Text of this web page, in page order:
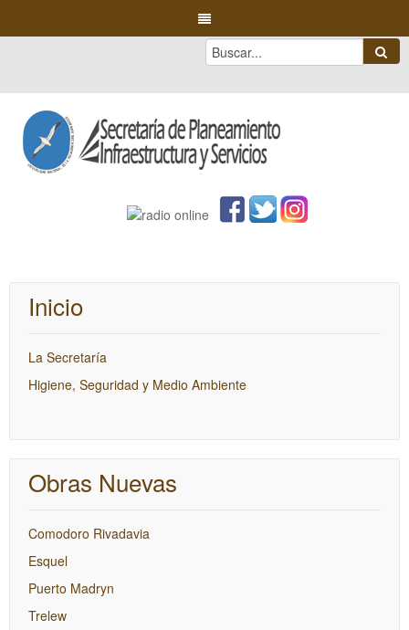
Inicio
La Secretaría
Higiene, Seguridad y Medio Ambiente
Obras Nuevas
Comodoro Rivadavia
Esquel
Puerto Madryn
Trelew